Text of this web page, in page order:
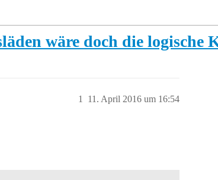
wäre doch die logische
11. April 2016 um 16:54
1